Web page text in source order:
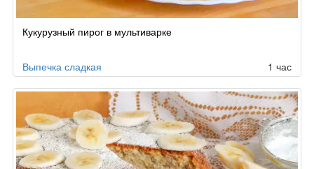
Кукурузный пирог в мультиварке
Выпечка сладкая 1 час